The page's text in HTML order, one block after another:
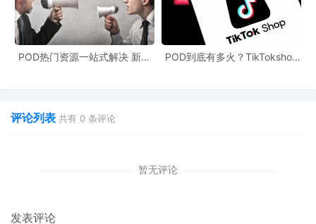
POD热门资源一站式解决 新手
POD到底有多火？TikTokshop
评论列表 共有 0 条评论
暂无评论
发表评论